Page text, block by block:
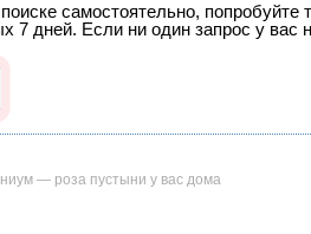
самостоятельно, попробуйте
7 дней. Если ни один запрос у вас
— роза пустыни у вас дома